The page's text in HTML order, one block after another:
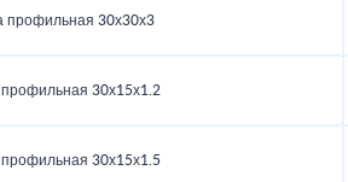
профильная 30х30х3
профильная 30х15х1.2
профильная 30х15х1.5